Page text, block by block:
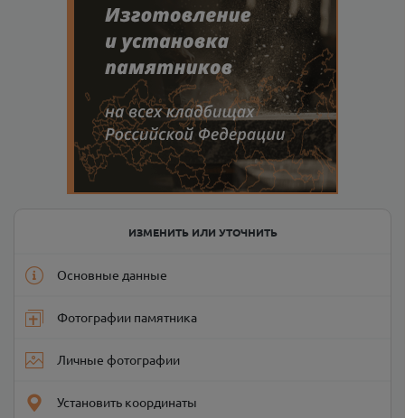
ИЗМЕНИТЬ ИЛИ УТОЧНИТЬ
Основные данные
Фотографии памятника
Личные фотографии
Установить координаты